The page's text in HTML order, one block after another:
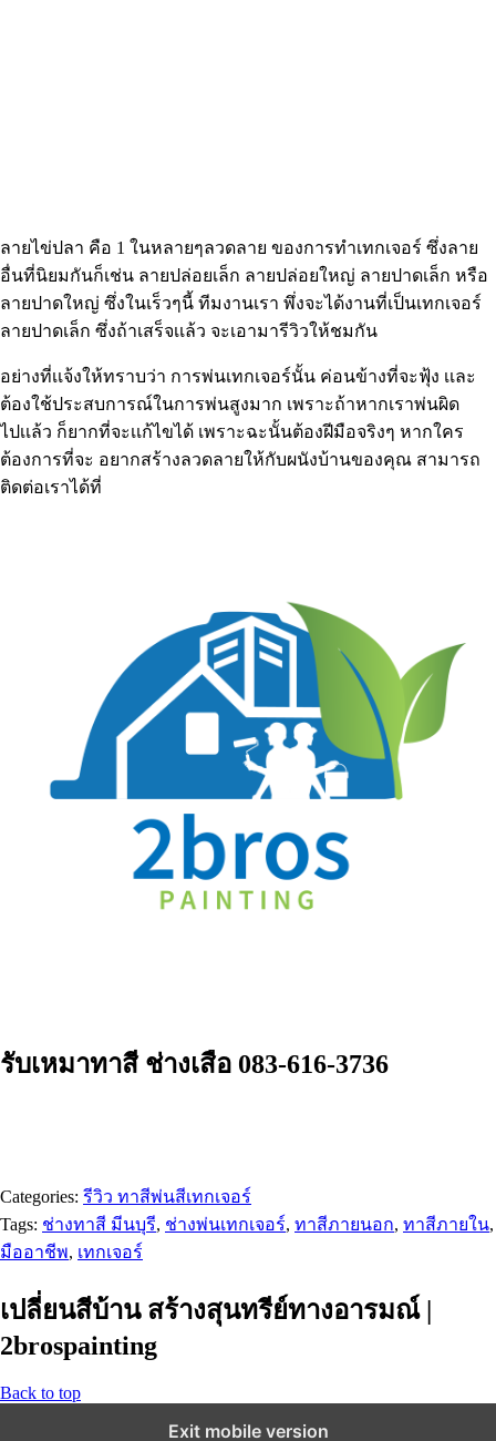
ลายไข่ปลา คือ 1 ในหลายๆลวดลาย ของการทำเทกเจอร์ ซึ่งลาย
อื่นที่นิยมกันก็เช่น ลายปล่อยเล็ก ลายปล่อยใหญ่ ลายปาดเล็ก หรือ
ลายปาดใหญ่ ซึ่งในเร็วๆนี้ ทีมงานเรา พึ่งจะได้งานที่เป็นเทกเจอร์
ลายปาดเล็ก ซึ่งถ้าเสร็จเเล้ว จะเอามารีวิวให้ชมกัน
อย่างที่เเจ้งให้ทราบว่า การพ่นเทกเจอร์นั้น ค่อนข้างที่จะฟุ้ง เเละ
ต้องใช้ประสบการณ์ในการพ่นสูงมาก เพราะถ้าหากเราพ่นผิด
ไปเเล้ว ก็ยากที่จะเเก้ไขได้ เพราะฉะนั้นต้องฝีมือจริงๆ หากใคร
ต้องการที่จะ อยากสร้างลวดลายให้กับผนังบ้านของคุณ สามารถ
ติดต่อเราได้ที่
รับเหมาทาสี ช่างเสือ 083-616-3736
Categories: รีวิว ทาสีพ่นสีเทกเจอร์
Tags: ช่างทาสี มีนบุรี, ช่างพ่นเทกเจอร์, ทาสีภายนอก, ทาสีภายใน,
มืออาชีพ, เทกเจอร์
เปลี่ยนสีบ้าน สร้างสุนทรีย์ทางอารมณ์ |
2brospainting
Back to top
Exit mobile version